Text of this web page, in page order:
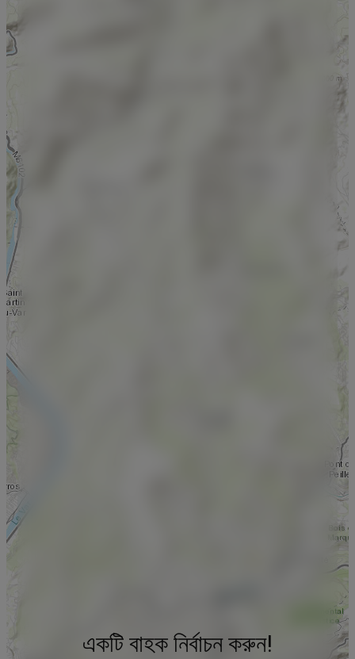
একটি বাহক নির্বাচন করুন!